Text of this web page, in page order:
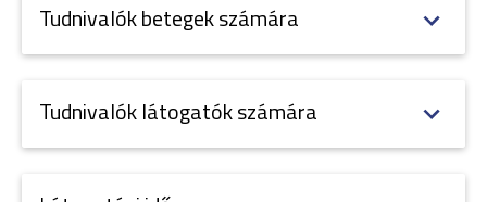
Tudnivalók betegek számára
Tudnivalók látogatók számára